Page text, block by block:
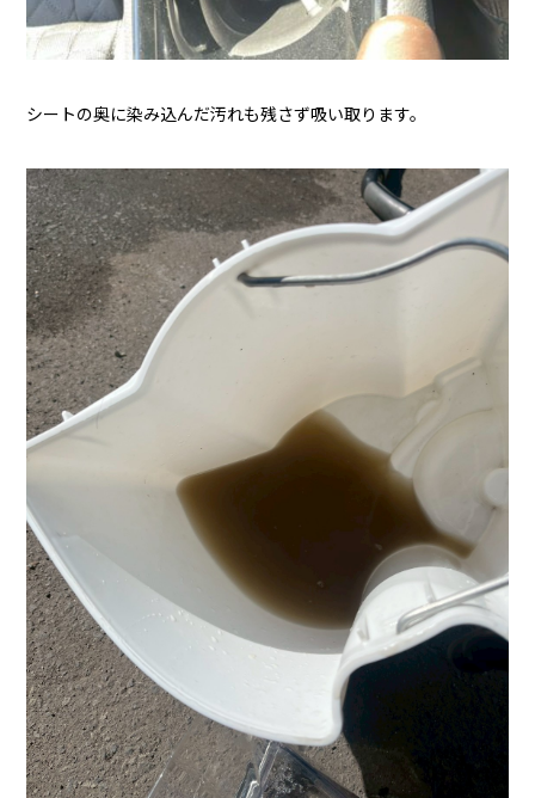
シートの奥に染み込んだ汚れも残さず吸い取ります。